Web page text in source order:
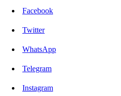
Facebook
Twitter
WhatsApp
Telegram
Instagram